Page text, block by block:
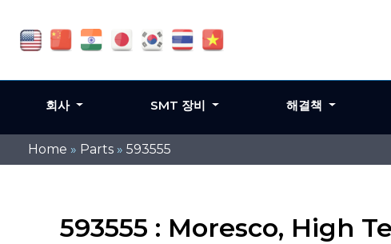
Home » Parts » 593555
593555 : Moresco, High
회사 SMT 장비 해결책